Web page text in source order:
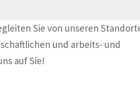
Sie von unseren
und arbeits- und
auf Sie!